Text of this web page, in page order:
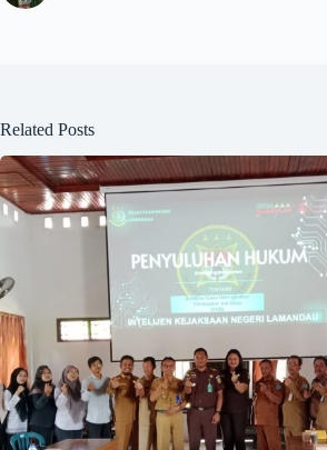
Related Posts